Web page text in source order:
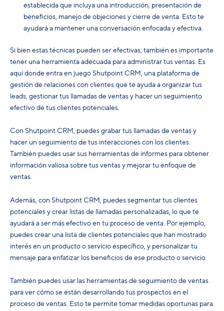
establecida que incluya una introducción, presentación de
beneficios, manejo de objeciones y cierre de venta. Esto te
ayudará a mantener una conversación enfocada y efectiva.
Si bien estas técnicas pueden ser efectivas, también es importante
tener una herramienta adecuada para administrar tus ventas. Es
aquí donde entra en juego Shutpoint CRM, una plataforma de
gestión de relaciones con clientes que te ayuda a organizar tus
leads, gestionar tus llamadas de ventas y hacer un seguimiento
efectivo de tus clientes potenciales.
Con Shutpoint CRM, puedes grabar tus llamadas de ventas y
hacer un seguimiento de tus interacciones con los clientes.
También puedes usar sus herramientas de informes para obtener
información valiosa sobre tus ventas y mejorar tu enfoque de
ventas.
Además, con Shutpoint CRM, puedes segmentar tus clientes
potenciales y crear listas de llamadas personalizadas, lo que te
ayudará a ser más efectivo en tu proceso de venta. Por ejemplo,
puedes crear una lista de clientes potenciales que han mostrado
interés en un producto o servicio específico, y personalizar tu
mensaje para enfatizar los beneficios de ese producto o servicio.
También puedes usar las herramientas de seguimiento de ventas
para ver cómo se están desarrollando tus prospectos en el
proceso de ventas. Esto te permite tomar medidas oportunas para